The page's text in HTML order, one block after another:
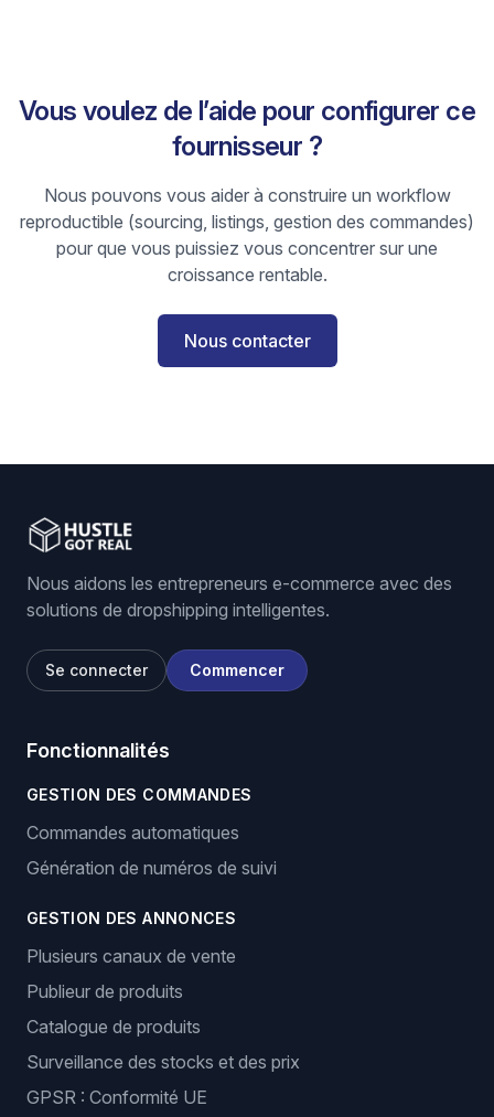
Vous voulez de l’aide pour configurer ce
fournisseur ?
Nous pouvons vous aider à construire un workflow
reproductible (sourcing, listings, gestion des commandes)
pour que vous puissiez vous concentrer sur une
croissance rentable.
Nous contacter
Nous aidons les entrepreneurs e-commerce avec des
solutions de dropshipping intelligentes.
Se connecter Commencer
Fonctionnalités
GESTION DES COMMANDES
Commandes automatiques
Génération de numéros de suivi
GESTION DES ANNONCES
Plusieurs canaux de vente
Publieur de produits
Catalogue de produits
Surveillance des stocks et des prix
GPSR : Conformité UE